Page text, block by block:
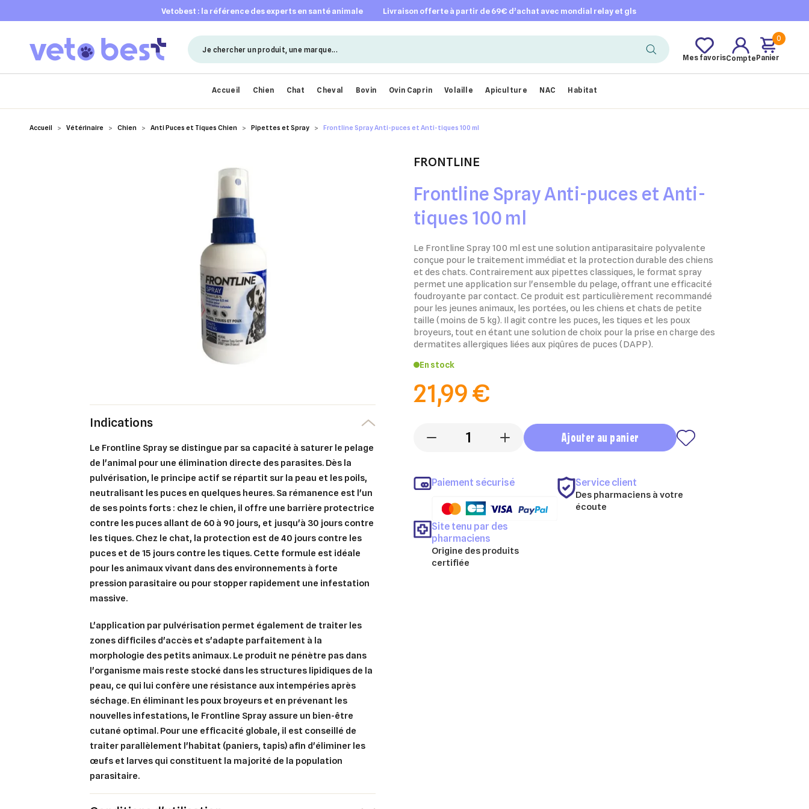
vetobest : la référence des experts en santé animale livraison offerte à partir de 69€ d’achat avec mondial relay et gls
Mes favorisCompte
0
Panier
Accueil Chien Chat Cheval Bovin Ovin Caprin Volaille Apiculture NAC Habitat
Accueil Vétérinaire Chien Anti Puces et Tiques Chien Pipettes et Spray Frontline Spray Anti-puces et Anti-tiques 100 ml
FRONTLINE
Frontline Spray Anti-puces et Anti-
tiques 100 ml
Le Frontline Spray 100 ml est une solution antiparasitaire polyvalente
conçue pour le traitement immédiat et la protection durable des chiens
et des chats. Contrairement aux pipettes classiques, le format spray
permet une application sur l'ensemble du pelage, offrant une efficacité
foudroyante par contact. Ce produit est particulièrement recommandé
pour les jeunes animaux, les portées, ou les chiens et chats de petite
taille (moins de 5 kg). Il agit contre les puces, les tiques et les poux
broyeurs, tout en étant une solution de choix pour la prise en charge des
dermatites allergiques liées aux piqûres de puces (DAPP).
En stock
21,99 €
- + Ajouter au panier
Paiement sécurisé Service client
Des pharmaciens à votre
écoute
Site tenu par des
pharmaciens
Origine des produits
certifiée
Indications
Le Frontline Spray se distingue par sa capacité à saturer le pelage
de l'animal pour une élimination directe des parasites. Dès la
pulvérisation, le principe actif se répartit sur la peau et les poils,
neutralisant les puces en quelques heures. Sa rémanence est l'un
de ses points forts : chez le chien, il offre une barrière protectrice
contre les puces allant de 60 à 90 jours, et jusqu'à 30 jours contre
les tiques. Chez le chat, la protection est de 40 jours contre les
puces et de 15 jours contre les tiques. Cette formule est idéale
pour les animaux vivant dans des environnements à forte
pression parasitaire ou pour stopper rapidement une infestation
massive.
L'application par pulvérisation permet également de traiter les
zones difficiles d'accès et s'adapte parfaitement à la
morphologie des petits animaux. Le produit ne pénètre pas dans
l'organisme mais reste stocké dans les structures lipidiques de la
peau, ce qui lui confère une résistance aux intempéries après
séchage. En éliminant les poux broyeurs et en prévenant les
nouvelles infestations, le Frontline Spray assure un bien-être
cutané optimal. Pour une efficacité globale, il est conseillé de
traiter parallèlement l'habitat (paniers, tapis) afin d'éliminer les
œufs et larves qui constituent la majorité de la population
parasitaire.
Créer une liste d'envies